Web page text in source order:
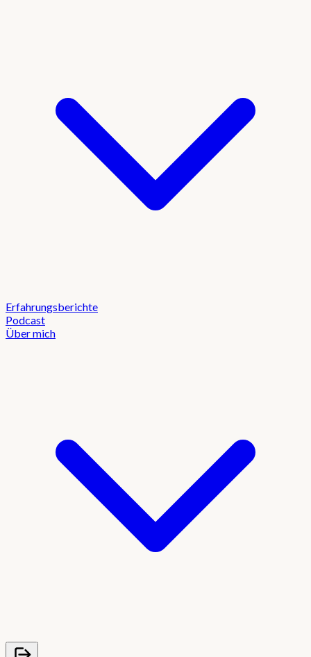
Erfahrungsberichte
Podcast
Über mich